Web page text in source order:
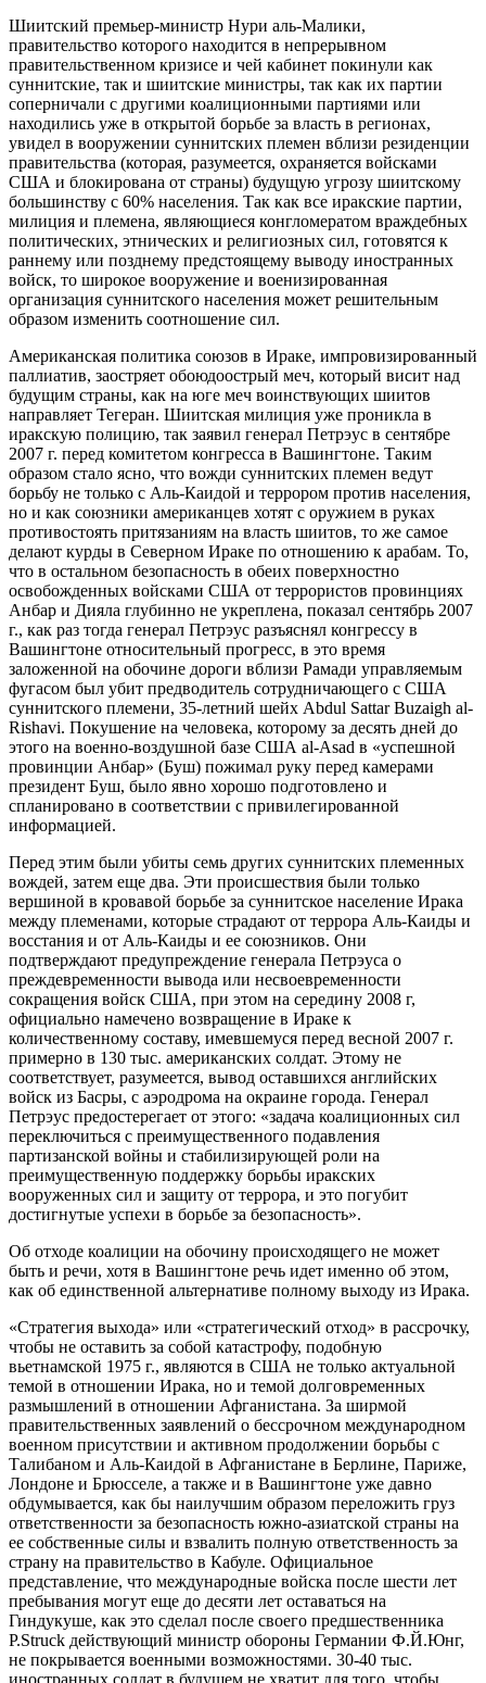
Шиитский премьер-министр Нури аль-Малики,
правительство которого находится в непрерывном
правительственном кризисе и чей кабинет покинули как
суннитские, так и шиитские министры, так как их партии
соперничали с другими коалиционными партиями или
находились уже в открытой борьбе за власть в регионах,
увидел в вооружении суннитских племен вблизи резиденции
правительства (которая, разумеется, охраняется войсками
США и блокирована от страны) будущую угрозу шиитскому
большинству с 60% населения. Так как все иракские партии,
милиция и племена, являющиеся конгломератом враждебных
политических, этнических и религиозных сил, готовятся к
раннему или позднему предстоящему выводу иностранных
войск, то широкое вооружение и военизированная
организация суннитского населения может решительным
образом изменить соотношение сил.
Американская политика союзов в Ираке, импровизированный
паллиатив, заостряет обоюдоострый меч, который висит над
будущим страны, как на юге меч воинствующих шиитов
направляет Тегеран. Шиитская милиция уже проникла в
иракскую полицию, так заявил генерал Петрэус в сентябре
2007 г. перед комитетом конгресса в Вашингтоне. Таким
образом стало ясно, что вожди суннитских племен ведут
борьбу не только с Аль-Каидой и террором против населения,
но и как союзники американцев хотят с оружием в руках
противостоять притязаниям на власть шиитов, то же самое
делают курды в Северном Ираке по отношению к арабам. То,
что в остальном безопасность в обеих поверхностно
освобожденных войсками США от террористов провинциях
Анбар и Дияла глубинно не укреплена, показал сентябрь 2007
г., как раз тогда генерал Петрэус разъяснял конгрессу в
Вашингтоне относительный прогресс, в это время
заложенной на обочине дороги вблизи Рамади управляемым
фугасом был убит предводитель сотрудничающего с США
суннитского племени, 35-летний шейх Abdul Sattar Buzaigh al-
Rishavi. Покушение на человека, которому за десять дней до
этого на военно-воздушной базе США al-Asad в «успешной
провинции Анбар» (Буш) пожимал руку перед камерами
президент Буш, было явно хорошо подготовлено и
спланировано в соответствии с привилегированной
информацией.
Перед этим были убиты семь других суннитских племенных
вождей, затем еще два. Эти происшествия были только
вершиной в кровавой борьбе за суннитское население Ирака
между племенами, которые страдают от террора Аль-Каиды и
восстания и от Аль-Каиды и ее союзников. Они
подтверждают предупреждение генерала Петрэуса о
преждевременности вывода или несвоевременности
сокращения войск США, при этом на середину 2008 г,
официально намечено возвращение в Ираке к
количественному составу, имевшемуся перед весной 2007 г.
примерно в 130 тыс. американских солдат. Этому не
соответствует, разумеется, вывод оставшихся английских
войск из Басры, с аэродрома на окраине города. Генерал
Петрэус предостерегает от этого: «задача коалиционных сил
переключиться с преимущественного подавления
партизанской войны и стабилизирующей роли на
преимущественную поддержку борьбы иракских
вооруженных сил и защиту от террора, и это погубит
достигнутые успехи в борьбе за безопасность».
Об отходе коалиции на обочину происходящего не может
быть и речи, хотя в Вашингтоне речь идет именно об этом,
как об единственной альтернативе полному выходу из Ирака.
«Стратегия выхода» или «стратегический отход» в рассрочку,
чтобы не оставить за собой катастрофу, подобную
вьетнамской 1975 г., являются в США не только актуальной
темой в отношении Ирака, но и темой долговременных
размышлений в отношении Афганистана. За ширмой
правительственных заявлений о бессрочном международном
военном присутствии и активном продолжении борьбы с
Талибаном и Аль-Каидой в Афганистане в Берлине, Париже,
Лондоне и Брюсселе, а также и в Вашингтоне уже давно
обдумывается, как бы наилучшим образом переложить груз
ответственности за безопасность южно-азиатской страны на
ее собственные силы и взвалить полную ответственность за
страну на правительство в Кабуле. Официальное
представление, что международные войска после шести лет
пребывания могут еще до десяти лет оставаться на
Гиндукуше, как это сделал после своего предшественника
P.Struck действующий министр обороны Германии Ф.Й.Юнг,
не покрывается военными возможностями. 30-40 тыс.
иностранных солдат в будущем не хватит для того, чтобы